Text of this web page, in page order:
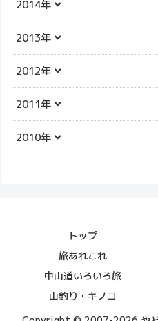
2014年
2013年
2012年
2011年
2010年
トップ
旅あれこれ
中山道いろいろ旅
山釣り・キノコ